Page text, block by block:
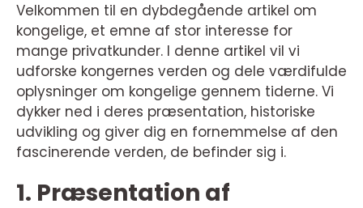
Velkommen til en dybdegående artikel om
kongelige, et emne af stor interesse for
mange privatkunder. I denne artikel vil vi
udforske kongernes verden og dele værdifulde
oplysninger om kongelige gennem tiderne. Vi
dykker ned i deres præsentation, historiske
udvikling og giver dig en fornemmelse af den
fascinerende verden, de befinder sig i.
1. Præsentation af